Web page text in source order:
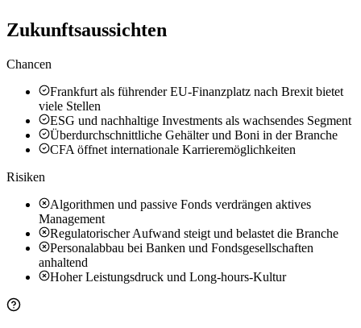
Zukunftsaussichten
Chancen
Frankfurt als führender EU-Finanzplatz nach Brexit bietet
viele Stellen
ESG und nachhaltige Investments als wachsendes Segment
Überdurchschnittliche Gehälter und Boni in der Branche
CFA öffnet internationale Karrieremöglichkeiten
Risiken
Algorithmen und passive Fonds verdrängen aktives
Management
Regulatorischer Aufwand steigt und belastet die Branche
Personalabbau bei Banken und Fondsgesellschaften
anhaltend
Hoher Leistungsdruck und Long-hours-Kultur